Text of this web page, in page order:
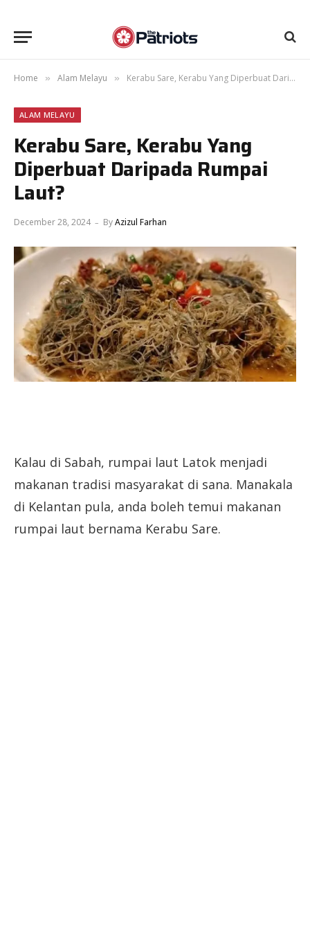
Home » Alam Melayu » Kerabu Sare, Kerabu Yang Diperbuat Daripada Rumpai Laut?
ALAM MELAYU
Kerabu Sare, Kerabu Yang
Diperbuat Daripada Rumpai
Laut?
December 28, 2024 ByAzizul Farhan
Kalau di Sabah, rumpai laut Latok menjadi
makanan tradisi masyarakat di sana. Manakala
di Kelantan pula, anda boleh temui makanan
rumpai laut bernama Kerabu Sare.